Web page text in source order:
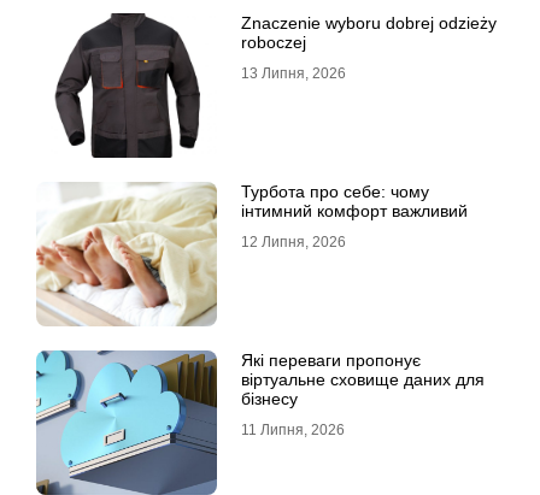
Znaczenie wyboru dobrej odzieży
roboczej
13 Липня, 2026
Турбота про себе: чому
інтимний комфорт важливий
12 Липня, 2026
Які переваги пропонує
віртуальне сховище даних для
бізнесу
11 Липня, 2026